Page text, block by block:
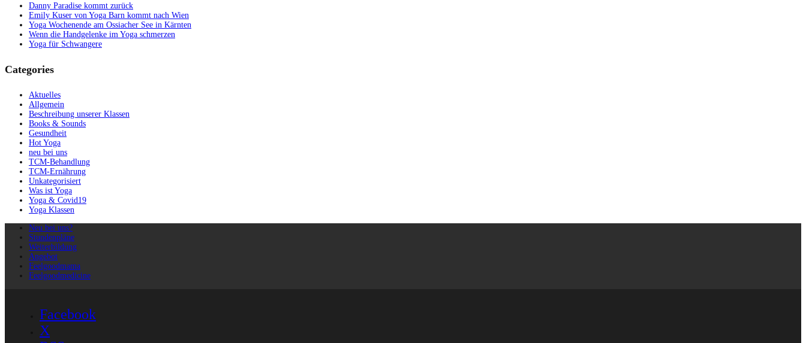
Danny Paradise kommt zurück
Emily Kuser von Yoga Barn kommt nach Wien
Yoga Wochenende am Ossiacher See in Kärnten
Wenn die Handgelenke im Yoga schmerzen
Yoga für Schwangere
Categories
Aktuelles
Allgemein
Beschreibung unserer Klassen
Books & Sounds
Gesundheit
Hot Yoga
neu bei uns
TCM-Behandlung
TCM-Ernährung
Unkategorisiert
Was ist Yoga
Yoga & Covid19
Yoga Klassen
Neu bei uns?
Stundenpläne
Weiterbildung
Angebot
Feelgoodmama
Feelgoodmedicine
Facebook
X